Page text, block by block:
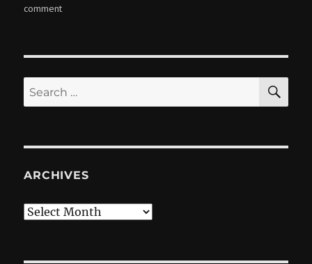
commenton
Search
for:
ARCHIVES
Archives